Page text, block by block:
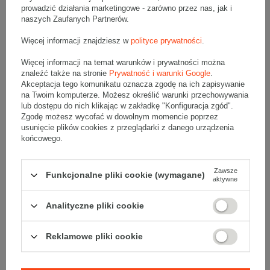
kontaktuz naszym Biurem Obsługi Klienta.
Czy karton klapowy 640x380x190 mm jest
wystarczająco trwały do wysyłki
kurierskiej?
Wszystkie kartony klapowe ze sklepu Grembox są przeznaczone
do wysyłki kurierskiej, jednak to, czy przesyłka dotrze do klienta
nieuszkodzona zależy od następujących czynników:
Sposób pakowania – produkty w kartonie powinny być
zabezpieczony w sposób dostosowany do ich podatności
na uszkodzenia. Kruche przedmioty warto przykładowo
owinąć
Odpowiednia taśma klejąca– do zaklejania kartonów
klapowych polecamy taśmy na kleju kauczukowym:
meltlubsolvent.
– paczki zawierające delikatne
celu warto użyć specjalnej taśmy ostrzegawczej lubetykiet
ostrzegawczych.
Warunki atmosferyczne- ekstremalne temperatury,
wilgotność lub deszcz mogą wpłynąć na wytrzymałość
kartonu podczas transportu.
prowadzić działania marketingowe - zarówno przez nas, jak i
naszych Zaufanych Partnerów.
Więcej informacji znajdziesz w polityce prywatności.
Więcej informacji na temat warunków i prywatności można
znaleźć także na stronie Prywatność i warunki Google.
Akceptacja tego komunikatu oznacza zgodę na ich zapisywanie
na Twoim komputerze. Możesz określić warunki przechowywania
lub dostępu do nich klikając w zakładkę "Konfiguracja zgód".
Zgodę możesz wycofać w dowolnym momencie poprzez
usunięcie plików cookies z przeglądarki z danego urządzenia
końcowego.
Funkcjonalne pliki cookie (wymagane)
Zawsze
aktywne
Analityczne pliki cookie
Reklamowe pliki cookie